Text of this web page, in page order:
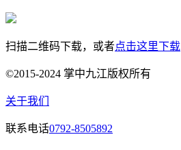
扫描二维码下载，或者点击这里下载
©2015-2024 掌中九江版权所有
关于我们
联系电话0792-8505892